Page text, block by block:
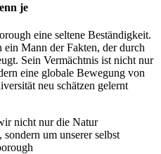
je
eine seltene Beständigkeit.
Mann der Fakten, der durch
Sein Vermächtnis ist nicht nur
eine globale Bewegung von
neu schätzen gelernt
nicht nur die Natur
um unserer selbst